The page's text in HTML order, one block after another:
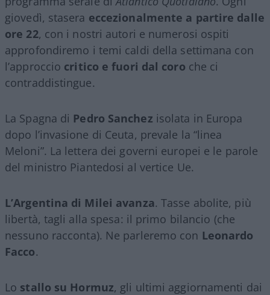
giovedì, stasera eccezionalmente a partire dalle
ore 22, con i nostri autori e numerosi ospiti
approfondiremo i temi caldi della settimana con
l’approccio critico e fuori dal coro che ci
contraddistingue.
La Spagna di Pedro Sanchez isolata in Europa
dopo l’invasione di Ceuta, prevale la “linea
Meloni”. La lettera dei governi europei e le parole
del ministro Piantedosi al vertice Ue.
L’Argentina di Milei avanza. Tasse abolite, più
libertà, tagli alla spesa: il primo bilancio (che
nessuno racconta). Ne parleremo con Leonardo
Facco.
Lo stallo su Hormuz, gli ultimi aggiornamenti dai